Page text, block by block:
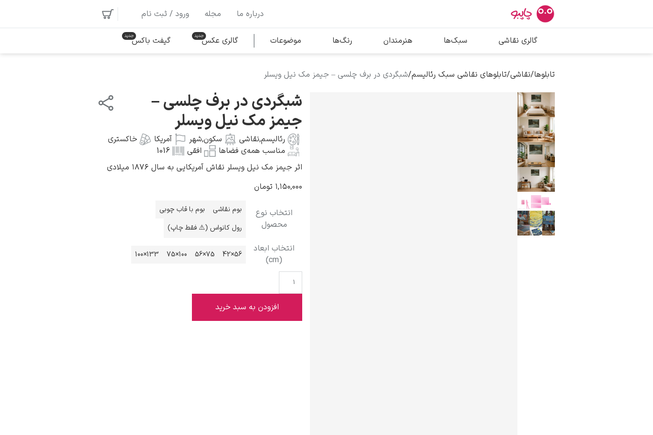
بیشترین جستجوها
پیکاسو
سالوادور دالی
محبوب‌ترین هنرمندان
درباره ما مجله ورود / ثبت نام
گالری نقاشی سبک‌ها هنرمندان رنگ‌ها موضوعات گالری عکس گیفت باکس
تابلوها/نقاشی/تابلوهای نقاشی سبک رئالیسم/شبگردی در برف چلسی – جیمز مک نیل ویسلر
شبگردی در برف چلسی –
جیمز مک نیل ویسلر
رئالیسم,نقاشی سکون,شهر آمریکا
خاکستری
مناسب همه‌ی فضاها
افقی
1016
اثر جیمز مک نیل ویسلر نقاش آمریکایی به سال ۱۸۷۶ میلادی
۱,۱۵۰,۰۰۰ تومان
انتخاب نوع
محصول
بوم نقاشی
بوم با قاب چوبی
رول کانواس (⚠️ فقط چاپ)
انتخاب ابعاد
(cm)
56×42
75×56
100×75
133×100
افزودن به سبد خرید